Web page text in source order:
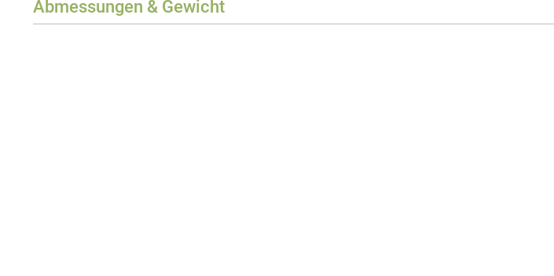
Abmessungen & Gewicht